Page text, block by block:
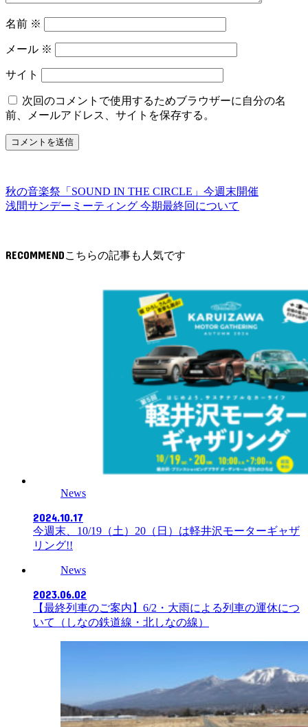
名前 ※
メール ※
サイト
次回のコメントで使用するためブラウザーに自分の名
前、メールアドレス、サイトを保存する。
秋の音楽祭「SOUND IN THE CIRCLE」今週末開催
浅間サンデーミーティング 今期最終回について
RECOMMEND
News
2024.10.17
今週末、10/19（土）20（日）は軽井沢モーターギャザ
リング!!
News
2023.06.02
【最終列車のご案内】6/2・大雨による列車の運休につ
いて（しなの鉄道線・北しなの線）